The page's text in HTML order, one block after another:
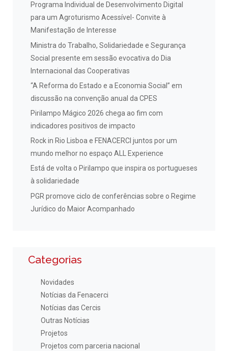
Programa Individual de Desenvolvimento Digital
para um Agroturismo Acessível- Convite à
Manifestação de Interesse
Ministra do Trabalho, Solidariedade e Segurança
Social presente em sessão evocativa do Dia
Internacional das Cooperativas
“A Reforma do Estado e a Economia Social” em
discussão na convenção anual da CPES
Pirilampo Mágico 2026 chega ao fim com
indicadores positivos de impacto
Rock in Rio Lisboa e FENACERCI juntos por um
mundo melhor no espaço ALL Experience
Está de volta o Pirilampo que inspira os portugueses
à solidariedade
PGR promove ciclo de conferências sobre o Regime
Jurídico do Maior Acompanhado
Categorias
Novidades
Notícias da Fenacerci
Notícias das Cercis
Outras Notícias
Projetos
Projetos com parceria nacional